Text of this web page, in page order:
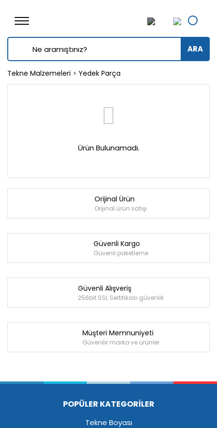
ARA
Tekne Malzemeleri Yedek Parça
Ürün Bulunamadı.
Orijinal Ürün
Orijinal ürün satışı
Güvenli Kargo
Güvenli paketleme
Güvenli Alışveriş
256bit SSL Sertifikası güvenlik
Müşteri Memnuniyeti
Güvenilir marka ve ürünler
POPÜLER KATEGORİLER
Tekne Boyası